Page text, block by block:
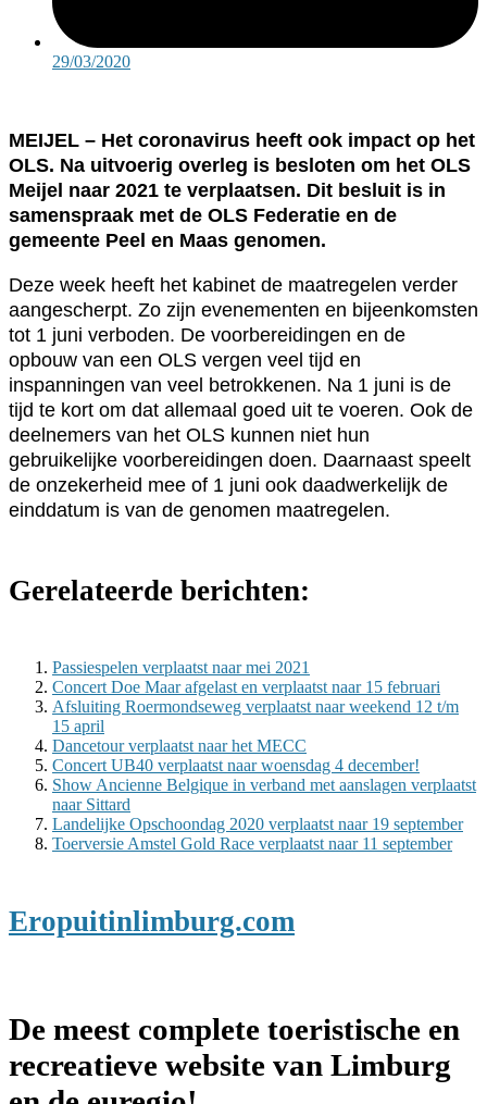
29/03/2020
MEIJEL – Het coronavirus heeft ook impact op het
OLS. Na uitvoerig overleg is besloten om het OLS
Meijel naar 2021 te verplaatsen. Dit besluit is in
samenspraak met de OLS Federatie en de
gemeente Peel en Maas genomen.
Deze week heeft het kabinet de maatregelen verder
aangescherpt. Zo zijn evenementen en bijeenkomsten
tot 1 juni verboden. De voorbereidingen en de
opbouw van een OLS vergen veel tijd en
inspanningen van veel betrokkenen. Na 1 juni is de
tijd te kort om dat allemaal goed uit te voeren. Ook de
deelnemers van het OLS kunnen niet hun
gebruikelijke voorbereidingen doen. Daarnaast speelt
de onzekerheid mee of 1 juni ook daadwerkelijk de
einddatum is van de genomen maatregelen.
Gerelateerde berichten:
Passiespelen verplaatst naar mei 2021
Concert Doe Maar afgelast en verplaatst naar 15 februari
Afsluiting Roermondseweg verplaatst naar weekend 12 t/m
15 april
Dancetour verplaatst naar het MECC
Concert UB40 verplaatst naar woensdag 4 december!
Show Ancienne Belgique in verband met aanslagen verplaatst
naar Sittard
Landelijke Opschoondag 2020 verplaatst naar 19 september
Toerversie Amstel Gold Race verplaatst naar 11 september
Eropuitinlimburg.com
De meest complete toeristische en
recreatieve website van Limburg